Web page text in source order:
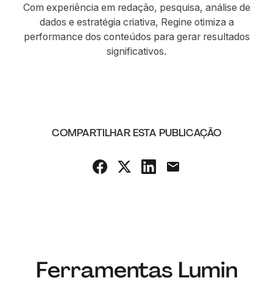
Com experiência em redação, pesquisa, análise de
dados e estratégia criativa, Regine otimiza a
performance dos conteúdos para gerar resultados
significativos.
COMPARTILHAR ESTA PUBLICAÇÃO
Ferramentas Lumin